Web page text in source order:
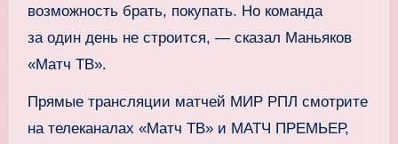
возможность брать, покупать. Но команда
за один день не строится, — сказал Маньяков
«Матч ТВ».
Прямые трансляции матчей МИР РПЛ смотрите
на телеканалах «Матч ТВ» и МАТЧ ПРЕМЬЕР,